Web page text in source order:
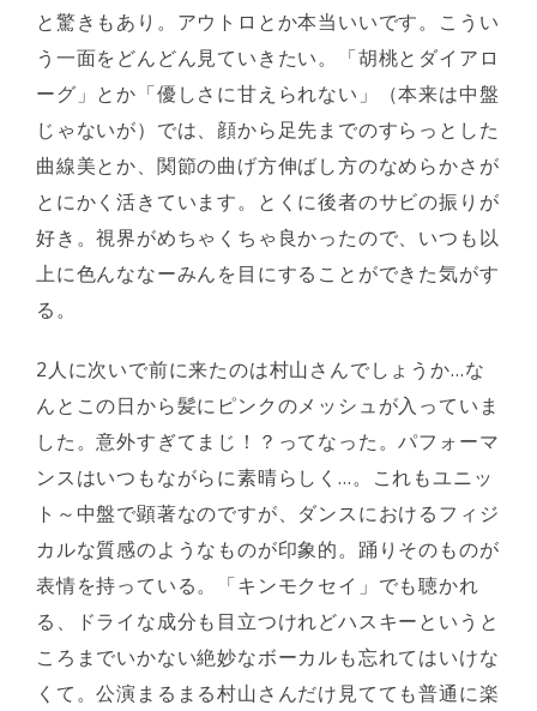
と驚きもあり。アウトロとか本当いいです。こうい
う一面をどんどん見ていきたい。「胡桃とダイアロ
ーグ」とか「優しさに甘えられない」（本来は中盤
じゃないが）では、顔から足先までのすらっとした
曲線美とか、関節の曲げ方伸ばし方のなめらかさが
とにかく活きています。とくに後者のサビの振りが
好き。視界がめちゃくちゃ良かったので、いつも以
上に色んななーみんを目にすることができた気がす
る。
2人に次いで前に来たのは村山さんでしょうか…な
んとこの日から髪にピンクのメッシュが入っていま
した。意外すぎてまじ！？ってなった。パフォーマ
ンスはいつもながらに素晴らしく…。これもユニッ
ト～中盤で顕著なのですが、ダンスにおけるフィジ
カルな質感のようなものが印象的。踊りそのものが
表情を持っている。「キンモクセイ」でも聴かれ
る、ドライな成分も目立つけれどハスキーというと
ころまでいかない絶妙なボーカルも忘れてはいけな
くて。公演まるまる村山さんだけ見てても普通に楽